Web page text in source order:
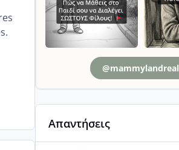
@mammylandreal
Απαντήσεις